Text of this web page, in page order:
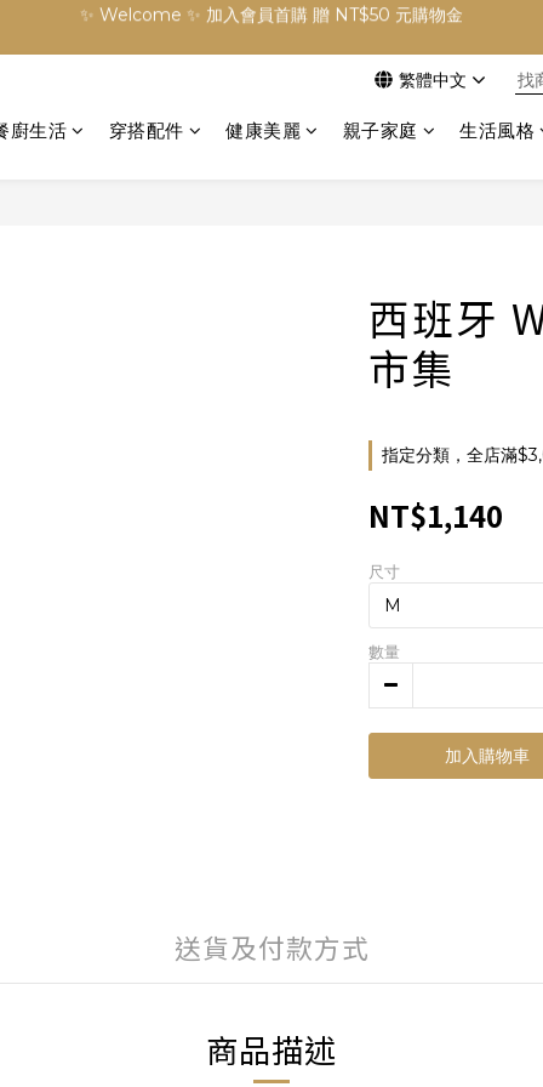
✨ Welcome ✨ 加入會員首購 贈 NT$50 元購物金
繁體中文
廚生活 穿搭配件 健康美麗 親子家庭 生活風格
西班牙
市集
指定分類，全店滿
NT$1,140
尺寸
數量
加入購物車
送貨及付款方式
商品描述